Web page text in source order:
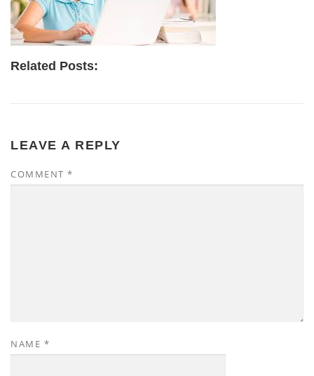
Related Posts:
LEAVE A REPLY
COMMENT *
NAME *